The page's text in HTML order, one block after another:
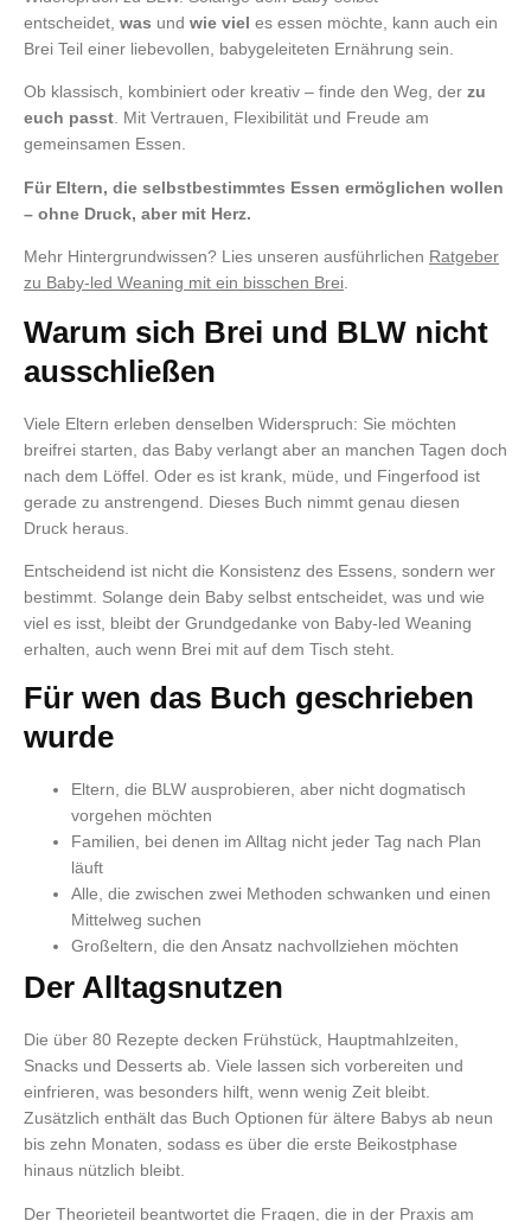
entscheidet, was und wie viel es essen möchte, kann auch ein
Brei Teil einer liebevollen, babygeleiteten Ernährung sein.
Ob klassisch, kombiniert oder kreativ – finde den Weg, der zu
euch passt. Mit Vertrauen, Flexibilität und Freude am
gemeinsamen Essen.
Für Eltern, die selbstbestimmtes Essen ermöglichen wollen
– ohne Druck, aber mit Herz.
Mehr Hintergrundwissen? Lies unseren ausführlichen Ratgeber
zu Baby-led Weaning mit ein bisschen Brei
Warum sich Brei und BLW nicht
ausschließen
Viele Eltern erleben denselben Widerspruch: Sie möchten
breifrei starten, das Baby verlangt aber an manchen Tagen doch
nach dem Löffel. Oder es ist krank, müde, und Fingerfood ist
gerade zu anstrengend. Dieses Buch nimmt genau diesen
Druck heraus.
Entscheidend ist nicht die Konsistenz des Essens, sondern wer
bestimmt. Solange dein Baby selbst entscheidet, was und wie
viel es isst, bleibt der Grundgedanke von Baby-led Weaning
erhalten, auch wenn Brei mit auf dem Tisch steht.
Für wen das Buch geschrieben
wurde
Eltern, die BLW ausprobieren, aber nicht dogmatisch
vorgehen möchten
Familien, bei denen im Alltag nicht jeder Tag nach Plan
läuft
Alle, die zwischen zwei Methoden schwanken und einen
Mittelweg suchen
Großeltern, die den Ansatz nachvollziehen möchten
Der Alltagsnutzen
Die über 80 Rezepte decken Frühstück, Hauptmahlzeiten,
Snacks und Desserts ab. Viele lassen sich vorbereiten und
einfrieren, was besonders hilft, wenn wenig Zeit bleibt.
Zusätzlich enthält das Buch Optionen für ältere Babys ab neun
bis zehn Monaten, sodass es über die erste Beikostphase
hinaus nützlich bleibt.
Der Theorieteil beantwortet die Fragen, die in der Praxis am